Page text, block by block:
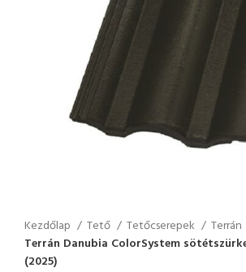
Kezdőlap Tető Tetőcserepek
Terrán
Terrán Danubia ColorSystem
(2025)